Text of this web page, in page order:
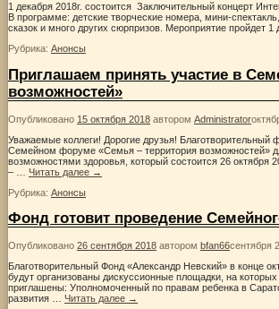
1 декабря 2018г. состоится Заключительный концерт
В программе: детские творческие номера, мини-
сказок и много других сюрпризов. Мероприятие пройдет 1
Рубрика: Анонсы
Приглашаем принять участие в
возможностей»
Опубликовано 15 октября 2018 автором Administrator
Уважаемые коллеги! Дорогие друзья!
Семейном форуме «Семья – территория возможностей»
возможностями здоровья, который состоится 26
– … Читать далее →
Рубрика: Анонсы
Фонд готовит проведение
Опубликовано 26 сентября 2018 автором bfan66сентября
Благотворительный Фонд «Александр Невский» в конце
будут организованы дискуссионные площадки, на
приглашены: Уполномоченный по правам ребенка в
развития … Читать далее →